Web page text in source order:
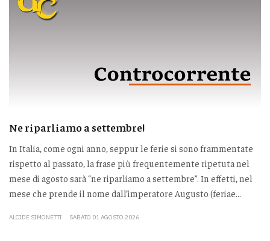
Ne riparliamo a settembre!
In Italia, come ogni anno, seppur le ferie si sono frammentate
rispetto al passato, la frase più frequentemente ripetuta nel
mese di agosto sarà “ne riparliamo a settembre”. In effetti, nel
mese che prende il nome dall’imperatore Augusto (feriae...
ALCIDE SIMONETTI SABATO 01 AGOSTO 2026